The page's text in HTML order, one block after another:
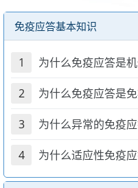
免疫应答基本知识
1 为什么免疫应答是
2 为什么免疫应答是
3 为什么异常的免疫
4 为什么适应性免疫